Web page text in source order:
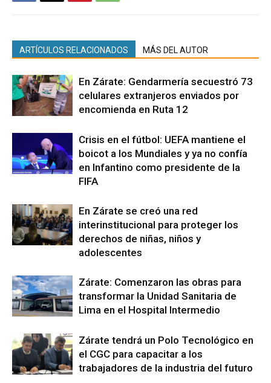
ARTÍCULOS RELACIONADOS MÁS DEL AUTOR
En Zárate: Gendarmería secuestró 73
celulares extranjeros enviados por
encomienda en Ruta 12
Crisis en el fútbol: UEFA mantiene el
boicot a los Mundiales y ya no confía
en Infantino como presidente de la
FIFA
En Zárate se creó una red
interinstitucional para proteger los
derechos de niñas, niños y
adolescentes
Zárate: Comenzaron las obras para
transformar la Unidad Sanitaria de
Lima en el Hospital Intermedio
Zárate tendrá un Polo Tecnológico en
el CGC para capacitar a los
trabajadores de la industria del futuro